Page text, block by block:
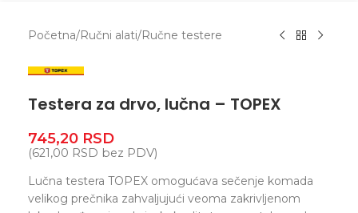
Početna/Ručni alati/Ručne testere
Testera za drvo, lučna – TOPEX
745,20 RSD
(621,00 RSD bez PDV)
Lučna testera TOPEX omogućava sečenje komada
velikog prečnika zahvaljujući veoma zakrivljenom